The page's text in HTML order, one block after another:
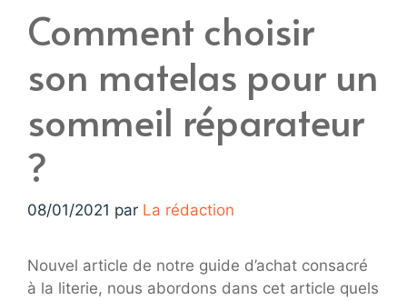
Comment choisir
son matelas pour un
sommeil réparateur
?
08/01/2021 par La rédaction
Nouvel article de notre guide d’achat consacré
à la literie, nous abordons dans cet article quels